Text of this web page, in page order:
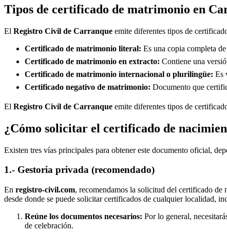
Tipos de certificado de matrimonio en
El Registro Civil de Carranque emite diferentes tipos de
Certificado de matrimonio literal: Es una copia completa
Certificado de matrimonio en extracto: Contiene una
Certificado de matrimonio internacional o plurilingüe: Es
Certificado negativo de matrimonio: Documento que
El Registro Civil de Carranque emite diferentes tipos de
¿Cómo solicitar el certificado de
Existen tres vías principales para obtener este documento oficial,
1.- Gestoria privada (recomendado)
En registro-civil.com, recomendamos la solicitud del certificado
desde donde se puede solicitar certificados de cualquier localidad,
Reúne los documentos necesarios: Por lo general,
de celebración.